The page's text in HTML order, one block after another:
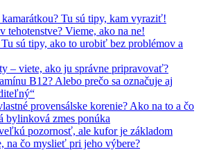
Tu sú tipy, kam vyraziť!
tehotenstve? Vieme, ako na ne!
Tu sú tipy, ako to urobiť bez problémov a
– viete, ako ju správne pripravovať?
B12? Alebo prečo sa označuje aj
provensálske korenie? Ako na to a čo
bylinková zmes ponúka
pozornosť, ale kufor je základom
na čo myslieť pri jeho výbere?